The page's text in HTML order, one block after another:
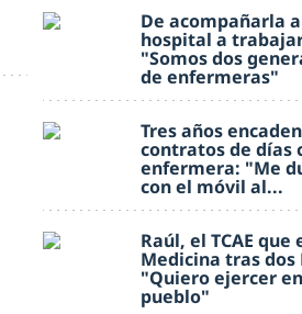
De acompañarla
hospital a
"Somos dos
de enfermeras"
Tres años
contratos de días
enfermera: "Me
con el móvil al...
Raúl, el TCAE que
Medicina tras dos
"Quiero ejercer
pueblo"